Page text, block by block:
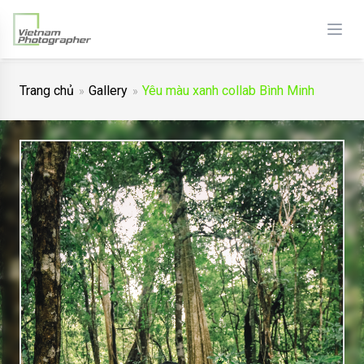
Trang chủ Gallery Yêu màu xanh collab Bình Minh